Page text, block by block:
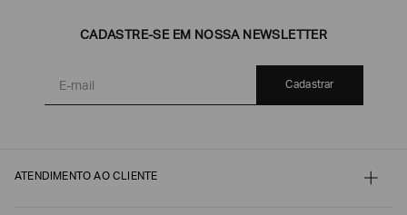
CADASTRE-SE EM NOSSA NEWSLETTER
Cadastrar
ATENDIMENTO AO CLIENTE